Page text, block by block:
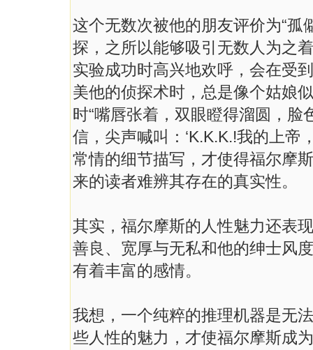
这个无数次被他的朋友评价为“孤
探，之所以能够吸引无数人为之
实验成功时高兴地欢呼，会在受
美他的侦探术时，总是像个姑娘
时“嘴唇张着，双眼瞪得溜圆，
信，尖声喊叫：‘K.K.K.!我的上帝
常情的细节描写，才使得福尔摩
来的读者难辨其存在的真实性。
其实，福尔摩斯的人性魅力还表
善良、宽厚与无私和他的绅士风
有着丰富的感情。
我想，一个纯粹的推理机器是无
些人性的魅力，才使福尔摩斯成